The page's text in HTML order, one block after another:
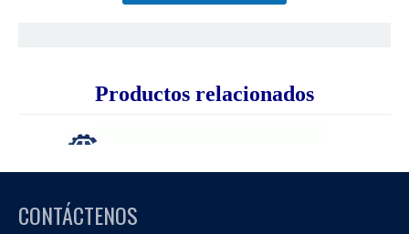
Productos relacionados
CONTÁCTENOS